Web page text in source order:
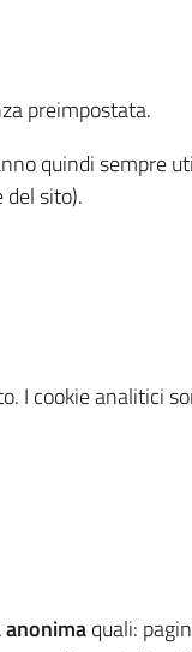
preimpostata.
quindi sempre
sito).
I cookie analitici
quali: